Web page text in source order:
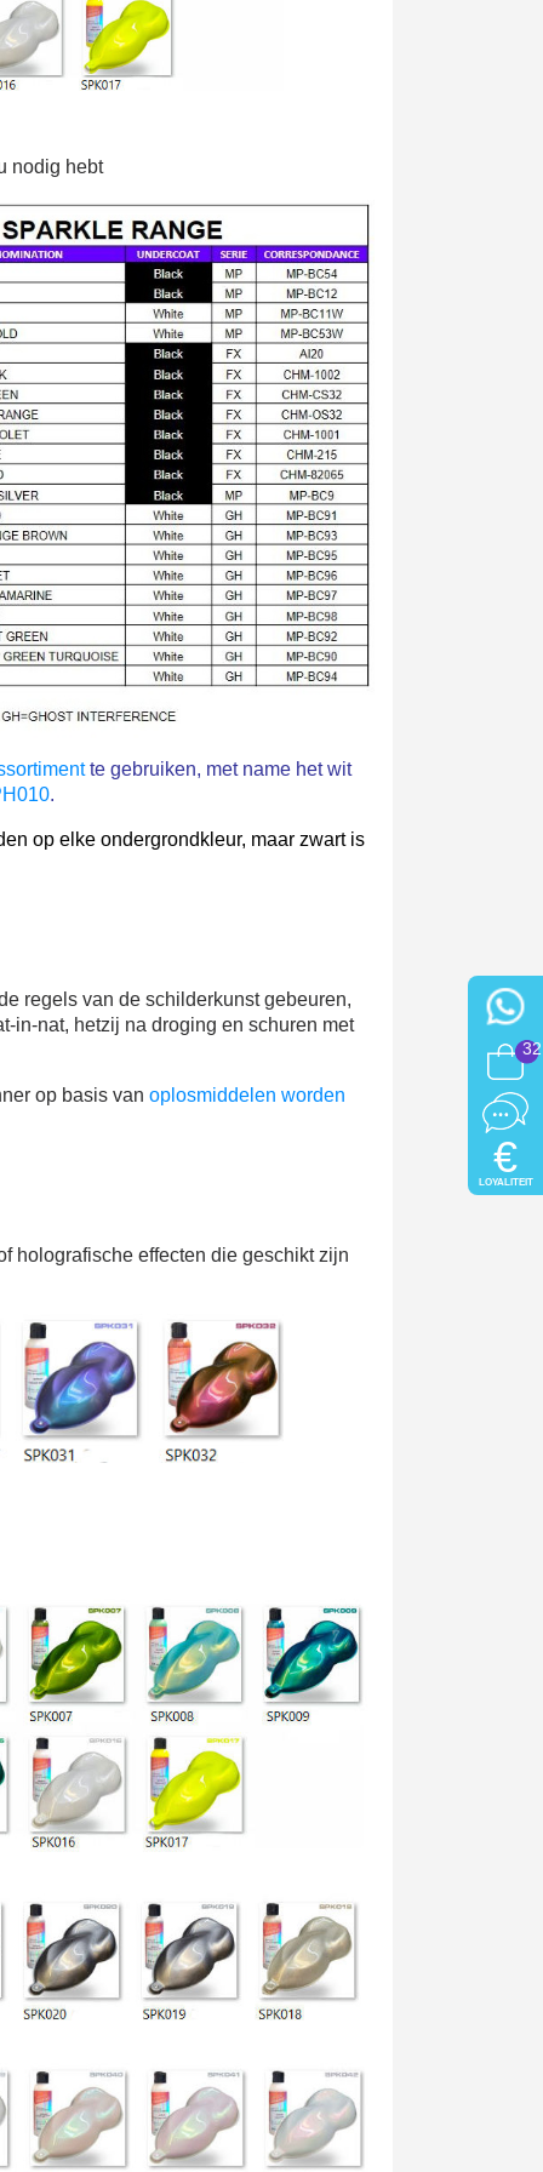
nodig hebt
te gebruiken, met name het wit
.
op elke ondergrondkleur, maar zwart is
regels van de schilderkunst gebeuren,
in-nat, hetzij na droging en schuren met
op basis van oplosmiddelen worden
holografische effecten die geschikt zijn
32
€
LOYALITEIT